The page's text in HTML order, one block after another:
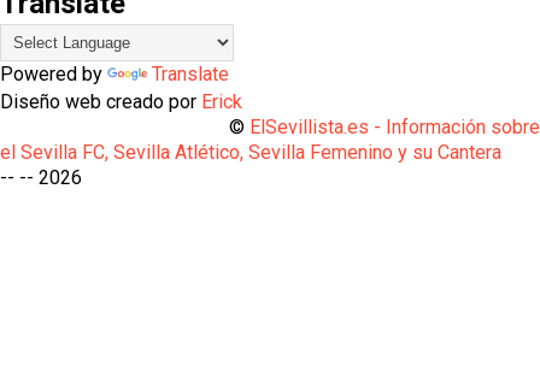
Powered by
Translate
Diseño web creado por Erick
© ElSevillista.es - Información sobre
el Sevilla FC, Sevilla Atlético, Sevilla Femenino y su Cantera
-- -- 2026